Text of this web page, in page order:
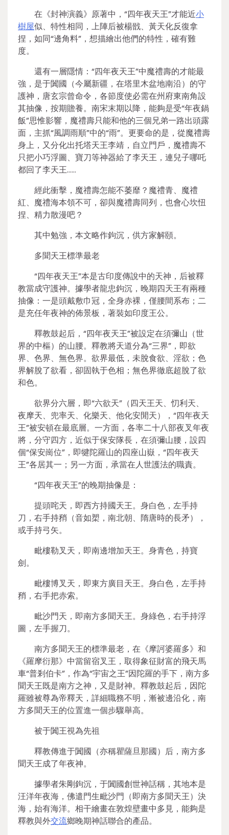
在《封神演義》原著中，“四年夜天王”才能近小
樹屋似、特性相同，上陣后被楊戩、黃天化反復拿
捏，如同“邊角料”，想描繪出他們的特性，確有難
度。
還有一層隱情：“四年夜天王”中魔禮壽的才能最
強，是于闐國（今屬新疆，在塔里木盆地南沿）的守
護神，唐玄宗曾命令，各節度使必需在州府東南角設
其抽像，按期贍養。南宋末期以降，能夠是受“年夜鍋
飯”思惟影響，魔禮壽只能和他的三個兄弟一路出頭露
面，主抓“風調雨順”中的“雨”。更要命的是，從魔禮壽
身上，又分化出托塔天王李靖，自立門戶，魔禮壽不
只把小巧浮圖、寶刀等神器給了李天王，連兒子哪吒
都回了李天王……
經此衝擊，魔禮壽怎能不萎靡？魔禮青、魔禮
紅、魔禮海本領不可，卻與魔禮壽同列，也會心坎忸
捏、精力散漫吧？
其中勉強，本文略作鉤沉，供方家解頤。
多聞天王標準最老
“四年夜天王”本是古印度傳說中的天神，后被釋
教當成守護神。據學者龍忠鉤沉，晚期四天王有兩種
抽像：一是頭戴敷巾冠，全身赤裸，僅腰間系布；二
是充任年夜神的佈景板，著裝如印度王公。
釋教鼓起后，“四年夜天王”被設定在須彌山（世
界的中樞）的山腰。釋教將天道分為“三界”，即欲
界、色界、無色界。欲界最低，未脫食欲、淫欲；色
界解脫了欲看，卻固執于色相；無色界徹底超脫了欲
和色。
欲界分六層，即“六欲天”（四天王天、忉利天、
夜摩天、兜率天、化樂天、他化安閒天），“四年夜天
王”被安頓在最底層。一方面，各率二十八部夜叉年夜
將，分守四方，近似于保安隊長，在須彌山腰，設四
個“保安崗位”，即犍陀羅山的四座山嶽，“四年夜天
王”各居其一；另一方面，承當在人世護法的職責。
“四年夜天王”的晚期抽像是：
提頭咤天，即西方持國天王。身白色，左手持
刀，右手持矟（音如槊，南北朝、隋唐時的長矛），
或手持弓矢。
毗樓勒叉天，即南邊增加天王。身青色，持寶
劍。
毗樓博叉天，即東方廣目天王。身白色，左手持
矟，右手把赤索。
毗沙門天，即南方多聞天王。身綠色，右手持浮
圖，左手握刀。
南方多聞天王的標準最老，在《摩訶婆羅多》和
《羅摩衍那》中當留宿叉王，取得象征財富的飛天馬
車“普剎伯卡”，作為“宇宙之王”因陀羅的手下，南方多
聞天王既是南方之神，又是財神。釋教鼓起后，因陀
羅雖被尊為帝釋天，詳細職務不明，漸被邊沿化，南
方多聞天王的位置進一個步驟舉高。
被于闐王視為先祖
釋教傳進于闐國（亦稱瞿薩旦那國）后，南方多
聞天王成了年夜神。
據學者朱剛鉤沉，于闐國創世神話稱，其地本是
汪洋年夜海，佛遣門生毗沙門（即南方多聞天王）決
海，始有海洋。相干繪畫在敦煌壁畫中多見，能夠是
釋教與外交流鄉晚期神話聯合的產品。